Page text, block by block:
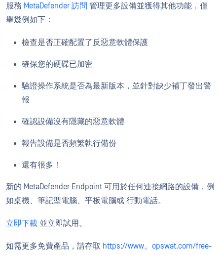
服務 MetaDefender 訪問 管理更多設備並獲得其他功能，僅
舉幾例如下：
檢查是否正確配置了反惡意軟體保護
確保您的硬碟已加密
驗證操作系統是否為最新版本，並針對缺少補丁發出警
報
確認設備沒有隱藏的惡意軟體
報告設備是否頻繁執行備份
還有很多！
新的 MetaDefender Endpoint 可用於任何連接網路的設備，例
如桌機、筆記型電腦、平板電腦或 行動電話。
立即下載 並立即試用。
如需更多免費產品，請存取 https://www。opswat.com/free-